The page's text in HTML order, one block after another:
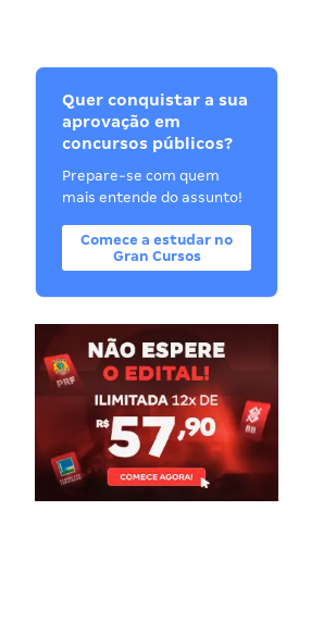
Quer conquistar a sua
aprovação em
concursos públicos?
Prepare-se com quem
mais entende do assunto!
Comece a estudar no
Gran Cursos